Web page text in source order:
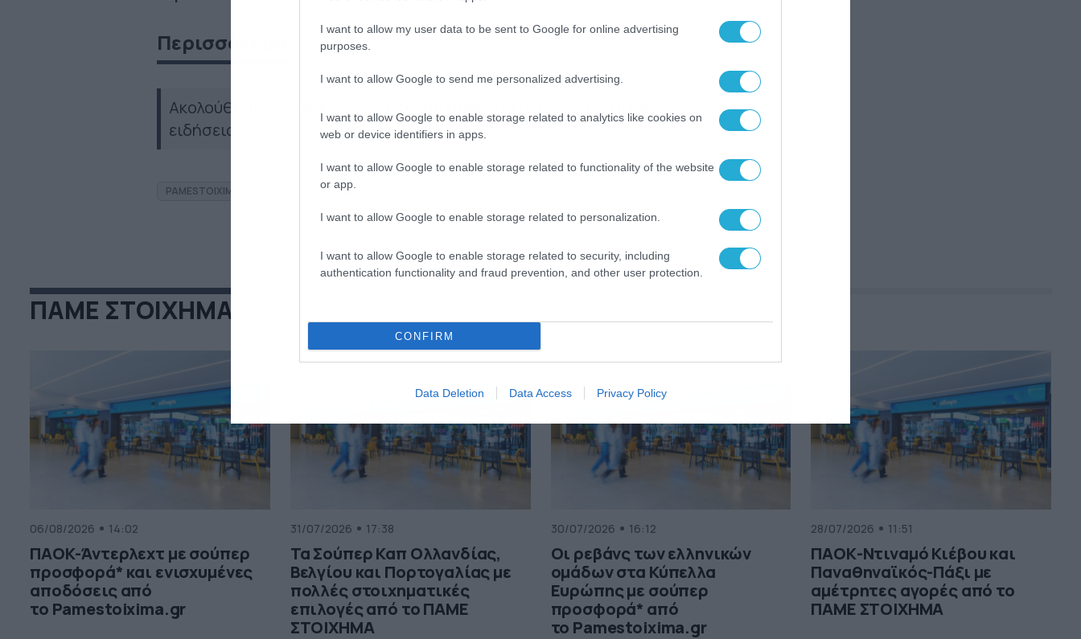
I want to allow my user data to be sent to Google for online advertising
purposes.
I want to allow Google to send me personalized advertising.
I want to allow Google to enable storage related to analytics like cookies on
web or device identifiers in apps.
I want to allow Google to enable storage related to functionality of the website
or app.
I want to allow Google to enable storage related to personalization.
I want to allow Google to enable storage related to security, including
authentication functionality and fraud prevention, and other user protection.
CONFIRM
Data Deletion Data Access Privacy Policy
Περισσότερα
Ακολούθησε το dokari.gr στο
ειδήσεις
PAMESTOIXIMA.GR ΠΑΜΕ ΣΤΟΙΧΗΜΑ
ΠΑΜΕ ΣΤΟΙΧΗΜΑ
06/08/2026 14:02
ΠΑΟΚ-Άντερλεχτ με σούπερ
προσφορά* και ενισχυμένες
αποδόσεις από
το Pamestoixima.gr
31/07/2026 17:38
Τα Σούπερ Καπ Ολλανδίας,
Βελγίου και Πορτογαλίας με
πολλές στοιχηματικές
επιλογές από το ΠΑΜΕ
ΣΤΟΙΧΗΜΑ
30/07/2026 16:12
Οι ρεβάνς των ελληνικών
ομάδων στα Κύπελλα
Ευρώπης με σούπερ
προσφορά* από
το Pamestoixima.gr
28/07/2026 11:51
ΠΑΟΚ-Ντιναμό Κιέβου και
Παναθηναϊκός-Πάξι με
αμέτρητες αγορές από το
ΠΑΜΕ ΣΤΟΙΧΗΜΑ